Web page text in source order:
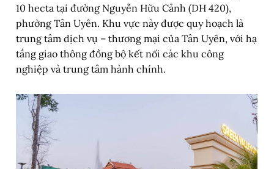
10 hecta tại đường Nguyễn Hữu Cảnh (DH 420),
phường Tân Uyên. Khu vực này được quy hoạch là
trung tâm dịch vụ – thương mại của Tân Uyên, với hạ
tầng giao thông đồng bộ kết nối các khu công
nghiệp và trung tâm hành chính.